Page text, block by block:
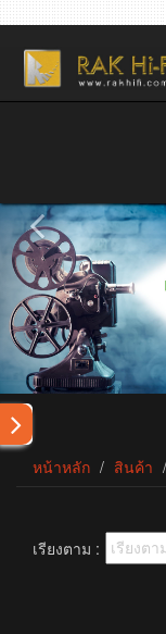
หน้าหลัก สินค้า
เรียงตาม :